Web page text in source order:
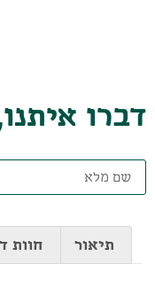
דברו
תיאור חוות